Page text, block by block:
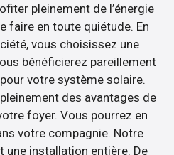
pleinement de l’énergie
faire en toute quiétude. En
vous choisissez une
bénéficierez pareillement
votre système solaire.
des avantages de
foyer. Vous pourrez en
votre compagnie. Notre
installation entière. De